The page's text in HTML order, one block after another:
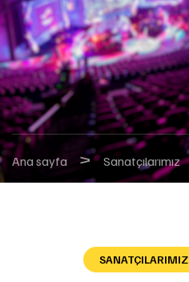
Ana sayfa > Sanatçılarımız
SANATÇILARIMIZ